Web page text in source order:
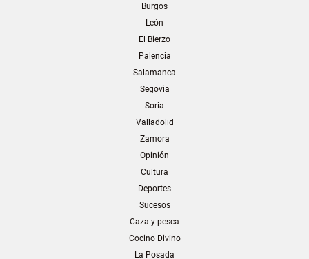
Burgos
León
El Bierzo
Palencia
Salamanca
Segovia
Soria
Valladolid
Zamora
Opinión
Cultura
Deportes
Sucesos
Caza y pesca
Cocino Divino
La Posada